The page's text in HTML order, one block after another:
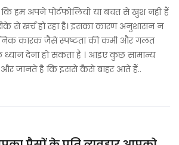
हम अपने पोर्टफोलियो या बचत से खुश नहीं हैं
से खर्च हो रहा है। इसका कारण अनुशासन न
कारक जैसे स्पष्टता की कमी और गलत
देना हो सकता है । आइए कुछ सामान्य
जानते है कि इससे कैसे बाहर आते हैं..